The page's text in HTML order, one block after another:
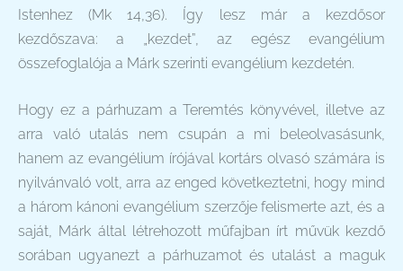
Istenhez (Mk 14,36). Így lesz már a kezdősor
kezdőszava: a „kezdet”, az egész evangélium
összefoglalója a Márk szerinti evangélium kezdetén.
Hogy ez a párhuzam a Teremtés könyvével, illetve az
arra való utalás nem csupán a mi beleolvasásunk,
hanem az evangélium írójával kortárs olvasó számára is
nyilvánvaló volt, arra az enged következtetni, hogy mind
a három kánoni evangélium szerzője felismerte azt, és a
saját, Márk által létrehozott műfajban írt művük kezdő
sorában ugyanezt a párhuzamot és utalást a maguk